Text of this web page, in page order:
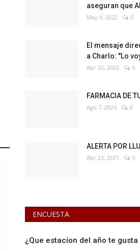
aseguran que
May 6, 2022 0
El mensaje
a Charlo: "Lo
Abr 22, 2022 0
FARMACIA DE
Ago 7, 2026 0
ALERTA POR
Abr 23, 2021 0
ENCUESTA
¿Que estacíon del año te gusta